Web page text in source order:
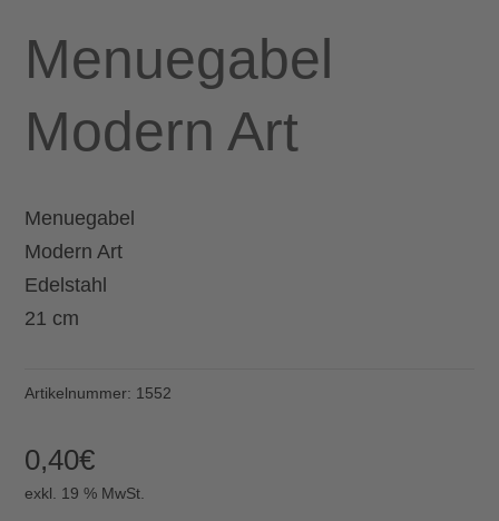
Menuegabel
Modern Art
Menuegabel
Modern Art
Edelstahl
21 cm
Artikelnummer: 1552
0,40€
exkl. 19 % MwSt.